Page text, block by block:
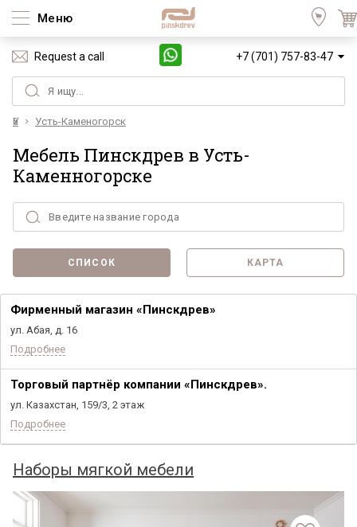
Меню
Request a call +7 (701) 757-83-47
Үй Усть-Каменогорск
Мебель Пинскдрев в Усть-
Каменногорске
СПИСОК КАРТА
Фирменный магазин «Пинскдрев»
ул. Абая, д. 16
Подробнее
Торговый партнёр компании «Пинскдрев».
ул. Казахстан, 159/3, 2 этаж
Подробнее
Наборы мягкой мебели